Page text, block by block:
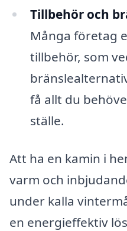
Tillbehör och
Många företag
tillbehör, som
få allt du
ställe.
Att ha en kamin i
varm och
under kalla
en energieffektiv